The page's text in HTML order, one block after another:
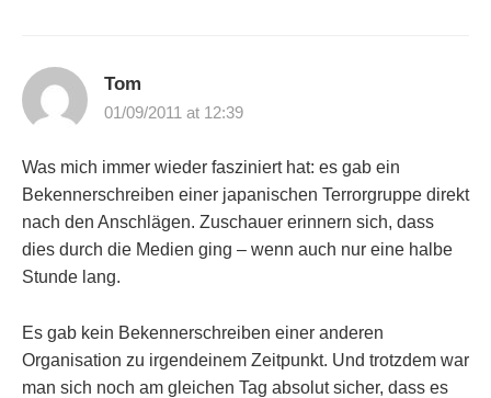
Tom
01/09/2011 at 12:39
Was mich immer wieder fasziniert hat: es gab ein
Bekennerschreiben einer japanischen Terrorgruppe direkt
nach den Anschlägen. Zuschauer erinnern sich, dass
dies durch die Medien ging – wenn auch nur eine halbe
Stunde lang.
Es gab kein Bekennerschreiben einer anderen
Organisation zu irgendeinem Zeitpunkt. Und trotzdem war
man sich noch am gleichen Tag absolut sicher, dass es